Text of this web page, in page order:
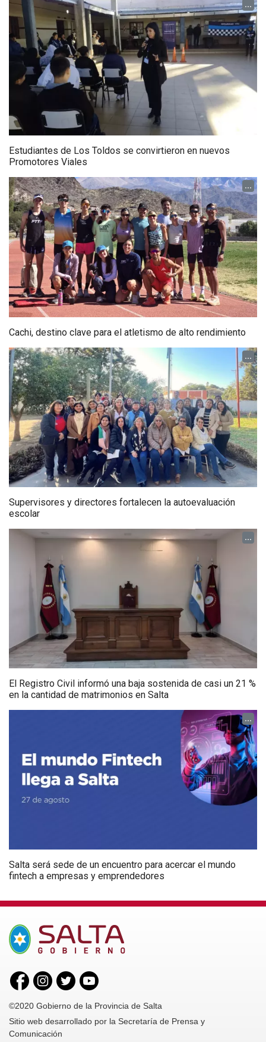
...
Estudiantes de Los Toldos se convirtieron en nuevos
Promotores Viales
...
Cachi, destino clave para el atletismo de alto rendimiento
...
Supervisores y directores fortalecen la autoevaluación
escolar
...
El Registro Civil informó una baja sostenida de casi un 21 %
en la cantidad de matrimonios en Salta
...
Salta será sede de un encuentro para acercar el mundo
fintech a empresas y emprendedores
©2020 Gobierno de la Provincia de Salta
Sitio web desarrollado por la Secretaría de Prensa y
Comunicación